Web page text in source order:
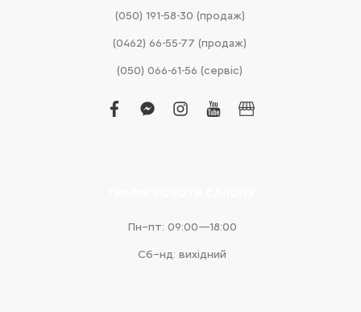
(050) 191-58-30 (продаж)
(0462) 66-55-77 (продаж)
(050) 066-61-56 (сервіс)
facebook
facebook-
instagram
youtubebusiness
Пн–пт: 09:00—18:00
Сб–нд: вихідний